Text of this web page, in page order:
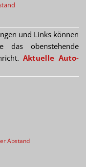
und Links können
das obenstehende
Aktuelle Auto-
Abstand